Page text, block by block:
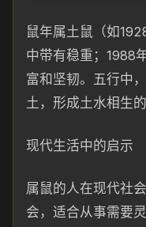
鼠年属土鼠（如
中带有稳重；1988
富和坚韧。五行中
土，形成土水相生的
现代生活中的启示
属鼠的人在现代社
会，适合从事需要